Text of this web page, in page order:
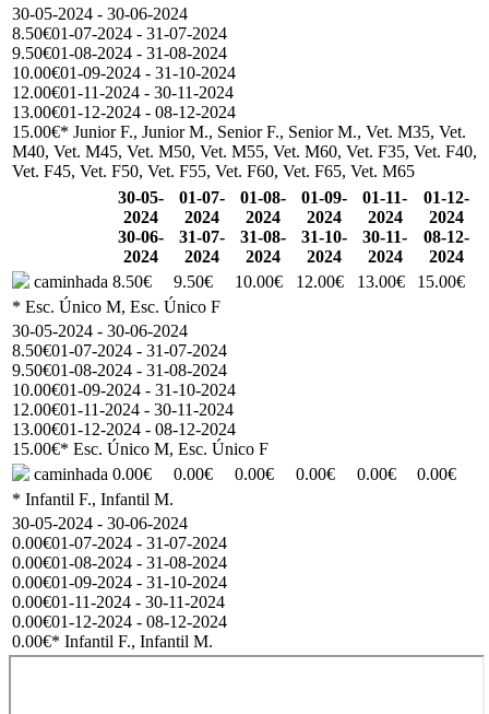
30-05-2024 - 30-06-2024
8.50€01-07-2024 - 31-07-2024
9.50€01-08-2024 - 31-08-2024
10.00€01-09-2024 - 31-10-2024
12.00€01-11-2024 - 30-11-2024
13.00€01-12-2024 - 08-12-2024
15.00€* Junior F., Junior M., Senior F., Senior M., Vet. M35, Vet.
M40, Vet. M45, Vet. M50, Vet. M55, Vet. M60, Vet. F35, Vet. F40,
Vet. F45, Vet. F50, Vet. F55, Vet. F60, Vet. F65, Vet. M65
30-05-
2024
30-06-
2024
01-07-
2024
31-07-
2024
01-08-
2024
31-08-
2024
01-09-
2024
31-10-
2024
01-11-
2024
30-11-
2024
01-12-
2024
08-12-
2024
caminhada 8.50€ 9.50€ 10.00€ 12.00€ 13.00€
15.00€
* Esc. Único M, Esc. Único F
30-05-2024 - 30-06-2024
8.50€01-07-2024 - 31-07-2024
9.50€01-08-2024 - 31-08-2024
10.00€01-09-2024 - 31-10-2024
12.00€01-11-2024 - 30-11-2024
13.00€01-12-2024 - 08-12-2024
15.00€* Esc. Único M, Esc. Único F
caminhada 0.00€ 0.00€ 0.00€ 0.00€ 0.00€
0.00€
* Infantil F., Infantil M.
30-05-2024 - 30-06-2024
0.00€01-07-2024 - 31-07-2024
0.00€01-08-2024 - 31-08-2024
0.00€01-09-2024 - 31-10-2024
0.00€01-11-2024 - 30-11-2024
0.00€01-12-2024 - 08-12-2024
0.00€* Infantil F., Infantil M.